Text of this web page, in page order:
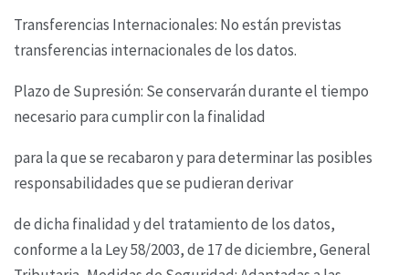
Transferencias Internacionales: No están previstas
transferencias internacionales de los datos.
Plazo de Supresión: Se conservarán durante el tiempo
necesario para cumplir con la finalidad
para la que se recabaron y para determinar las posibles
responsabilidades que se pudieran derivar
de dicha finalidad y del tratamiento de los datos,
conforme a la Ley 58/2003, de 17 de diciembre,General